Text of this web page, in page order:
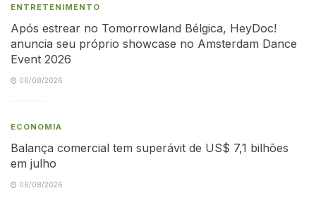
ENTRETENIMENTO
Após estrear no Tomorrowland Bélgica, HeyDoc!
anuncia seu próprio showcase no Amsterdam Dance
Event 2026
06/08/2026
ECONOMIA
Balança comercial tem superávit de US$ 7,1 bilhões
em julho
06/08/2026